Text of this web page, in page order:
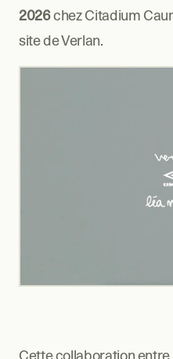
2026 chez Citadium
site de Verlan.